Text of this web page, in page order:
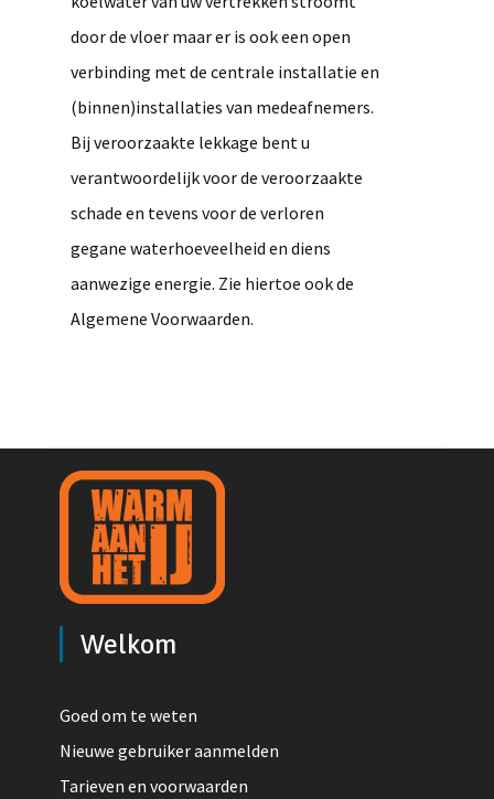
door de vloer maar er is ook een open
verbinding met de centrale installatie en
(binnen)installaties van medeafnemers.
Bij veroorzaakte lekkage bent u
verantwoordelijk voor de veroorzaakte
schade en tevens voor de verloren
gegane waterhoeveelheid en diens
aanwezige energie. Zie hiertoe ook de
Algemene Voorwaarden.
Welkom
Goed om te weten
Nieuwe gebruiker aanmelden
Tarieven en voorwaarden